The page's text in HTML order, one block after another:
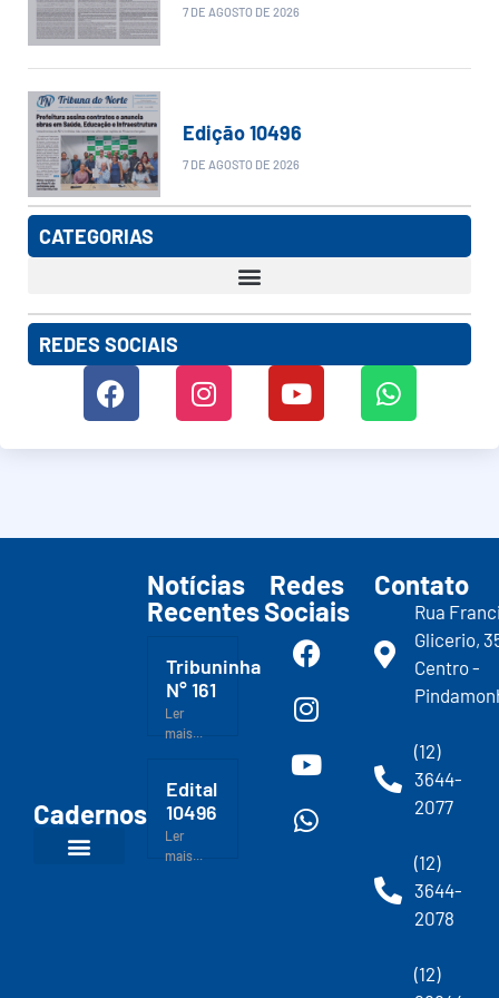
7 DE AGOSTO DE 2026
Edição 10496
7 DE AGOSTO DE 2026
CATEGORIAS
REDES SOCIAIS
Cadernos
Notícias
Recentes
Tribuninha
N° 161
Ler
mais...
Edital
10496
Ler
mais...
Redes
Sociais
Contato
Rua
Glicerio,
Centro -
(12)
3644-
2077
(12)
3644-
2078
(12)